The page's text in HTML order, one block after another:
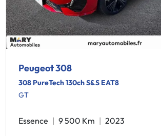
Peugeot 308
308 PureTech 130ch S&S EAT8
GT
Essence 9 500 Km
2023